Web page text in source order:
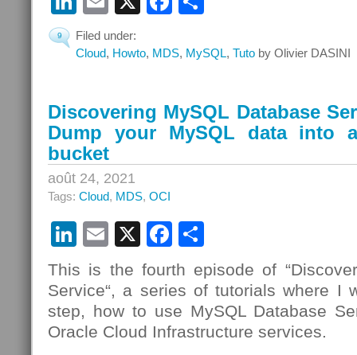
9
Filed under:
Cloud, Howto, MDS, MySQL, Tuto by Olivier DASINI
Discovering MySQL Database
Dump your MySQL data into
bucket
août 24, 2021
Tags: Cloud, MDS, OCI
LinkedIn
Email
X Facebook
This is the fourth episode of
Service“, a series of tutorials where I
step, how to use MySQL Database
Oracle Cloud Infrastructure services.